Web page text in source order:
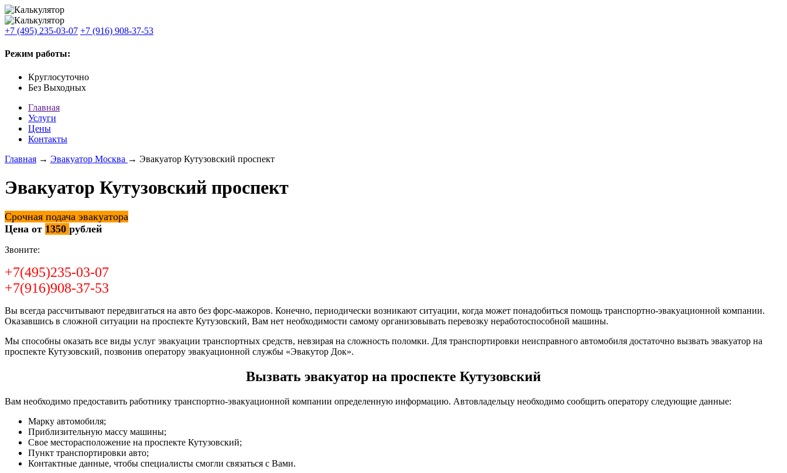
+7 (495) 235-03-07 +7 (916) 908-37-53
Режим работы:
Круглосуточно
Без Выходных
Главная
Услуги
Цены
Контакты
Главная → Эвакуатор Москва → Эвакуатор Кутузовский проспект
Эвакуатор Кутузовский проспект
Срочная подача эвакуатора
Цена от 1350 рублей
Звоните:
+7(495)235-03-07
+7(916)908-37-53
Вы всегда рассчитывают передвигаться на авто без форс-мажоров. Конечно, периодически возникают ситуации, когда может понадобиться помощь транспортно-эвакуационной компании.
Оказавшись в сложной ситуации на проспекте Кутузовский, Вам нет необходимости самому организовывать перевозку неработоспособной машины.
Мы способны оказать все виды услуг эвакуации транспортных средств, невзирая на сложность поломки. Для транспортировки неисправного автомобиля достаточно вызвать эвакуатор на
проспекте Кутузовский, позвонив оператору эвакуационной службы «Эвакутор Док».
Вызвать эвакуатор на проспекте Кутузовский
Вам необходимо предоставить работнику транспортно-эвакуационной компании определенную информацию. Автовладельцу необходимо сообщить оператору следующие данные:
Марку автомобиля;
Приблизительную массу машины;
Свое месторасположение на проспекте Кутузовский;
Пункт транспортировки авто;
Контактные данные, чтобы специалисты смогли связаться с Вами.